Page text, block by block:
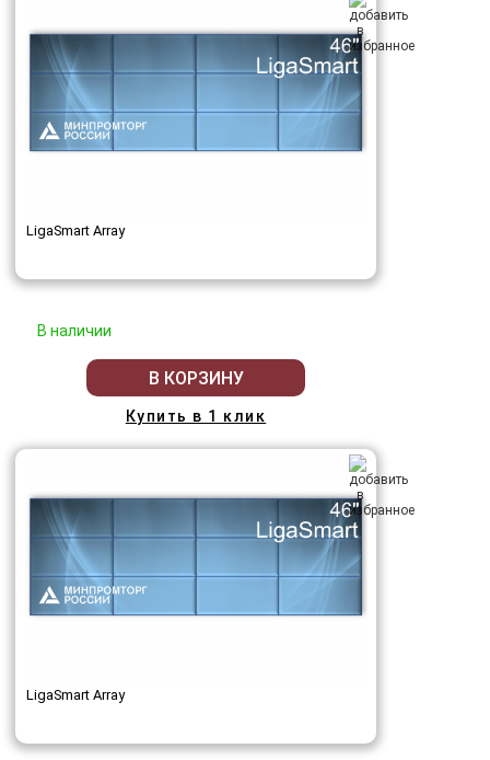
LigaSmart Array
В наличии
В КОРЗИНУ
Купить в 1 клик
LigaSmart Array